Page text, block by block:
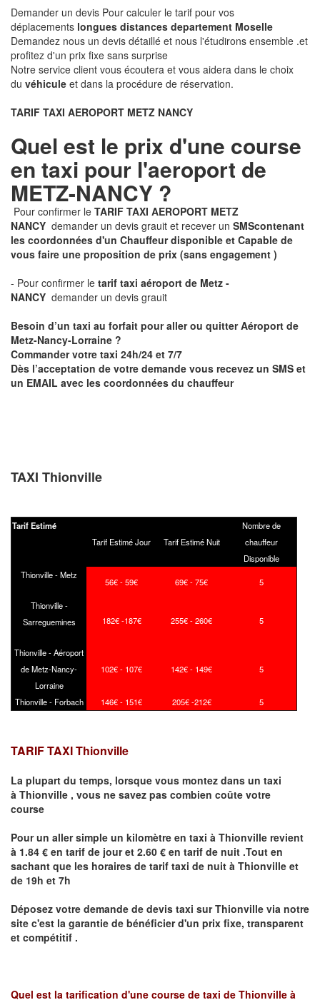
Demander un devis Pour calculer le tarif pour vos
déplacements longues distances departement Moselle
Demandez nous un devis détaillé et nous l'étudirons ensemble .et
profitez d'un prix fixe sans surprise
Notre service client vous écoutera et vous aidera dans le choix
du véhicule et dans la procédure de réservation.
TARIF TAXI AEROPORT METZ NANCY
Quel est le prix d'une course
en taxi pour l'aeroport de
METZ-NANCY ?
Pour confirmer le TARIF TAXI AEROPORT METZ
NANCY demander un devis grauit et recever un SMScontenant
les coordonnées d'un Chauffeur disponible et Capable de
vous faire une proposition de prix (sans engagement )
- Pour confirmer le tarif taxi aéroport de Metz -
NANCY demander un devis grauit
Besoin d’un taxi au forfait pour aller ou quitter Aéroport de
Metz-Nancy-Lorraine ?
Commander votre taxi 24h/24 et 7/7
Dès l’acceptation de votre demande vous recevez un SMS et
un EMAIL avec les coordonnées du chauffeur
TAXI Thionville
Tarif Estimé
Tarif Estimé Jour
Tarif Estimé Nuit
Nombre de
chauffeur
Disponible
Thionville - Metz
56€ - 59€ 69€ - 75€ 5
Thionville -
Sarreguemines
182€ -187€ 255€ - 260€ 5
Thionville - Aéroport
de Metz-Nancy-
Lorraine
102€ - 107€ 142€ - 149€ 5
Thionville - Forbach 146€ - 151€ 205€ -212€ 5
TARIF TAXI Thionville
La plupart du temps, lorsque vous montez dans un taxi
à Thionville , vous ne savez pas combien coûte votre
course
Pour un aller simple un kilomètre en taxi à Thionville revient
à 1.84 € en tarif de jour et 2.60 € en tarif de nuit .Tout en
sachant que les horaires de tarif taxi de nuit à Thionville et
de 19h et 7h
Déposez votre demande de devis taxi surThionville via notre
site c'est la garantie de bénéficier d'un prix fixe, transparent
et compétitif .
Quel est la tarification d'une course de taxi de Thionville à